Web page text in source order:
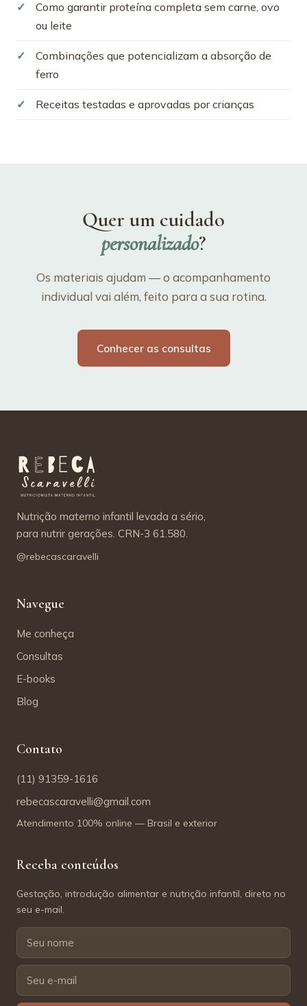
Como garantir proteína completa sem carne, ovo
ou leite
Combinações que potencializam a absorção de
ferro
Receitas testadas e aprovadas por crianças
Quer um cuidado
personalizado?
Os materiais ajudam — o acompanhamento
individual vai além, feito para a sua rotina.
Conhecer as consultas
Nutrição materno infantil levada a sério,
para nutrir gerações. CRN-3 61.580.
@rebecascaravelli
Navegue
Me conheça
Consultas
E-books
Blog
Contato
(11) 91359-1616
rebecascaravelli@gmail.com
Atendimento 100% online — Brasil e exterior
Receba conteúdos
Gestação, introdução alimentar e nutrição infantil, direto no
seu e-mail.